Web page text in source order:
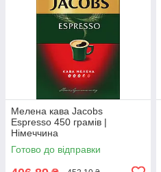
Мелена кава Jacobs
Espresso 450 грамів |
Німеччина
Готово до відправки